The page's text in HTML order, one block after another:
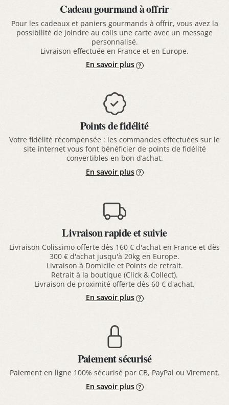
Cadeau gourmand à offrir
Pour les cadeaux et paniers gourmands à offrir, vous avez la
possibilité de joindre au colis une carte avec un message
personnalisé.
Livraison effectuée en France et en Europe.
En savoir plus
Points de fidélité
Votre fidélité récompensée : les commandes effectuées sur le
site internet vous font bénéficier de points de fidélité
convertibles en bon d’achat.
En savoir plus
Livraison rapide et suivie
Livraison Colissimo offerte dès 160 € d'achat en France et dès
300 € d'achat jusqu'à 20kg en Europe.
Livraison à Domicile et Points de retrait.
Retrait à la boutique (Click & Collect).
Livraison de proximité offerte dès 60 € d'achat.
En savoir plus
Paiement sécurisé
Paiement en ligne 100% sécurisé par CB, PayPal ou Virement.
En savoir plus